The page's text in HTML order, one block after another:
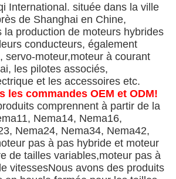
International. située dans la ville
de Shanghai en Chine,
la production de moteurs hybrides
conducteurs, également
servo-moteur,moteur à courant
les pilotes associés,
et les accessoires etc.
les commandes OEM et ODM!
comprennent à partir de la
Nema14, Nema16,
Nema24, Nema34, Nema42,
pas à pas hybride et moteur
de tailles variables,moteur pas à
vitessesNous avons des produits